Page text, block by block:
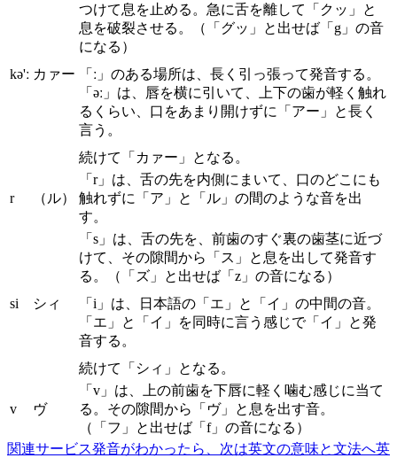
kə'ː カァー
つけて息を止める。急に舌を離して「クッ」と
息を破裂させる。（「グッ」と出せば「g」の音
になる）
「ː」のある場所は、長く引っ張って発音する。
「əː」は、唇を横に引いて、上下の歯が軽く触れ
るくらい、口をあまり開けずに「アー」と長く
言う。
続けて「カァー」となる。
r （ル）
「r」は、舌の先を内側にまいて、口のどこにも
触れずに「ア」と「ル」の間のような音を出
す。
si シィ
「s」は、舌の先を、前歯のすぐ裏の歯茎に近づ
けて、その隙間から「ス」と息を出して発音す
る。（「ズ」と出せば「z」の音になる）
「i」は、日本語の「エ」と「イ」の中間の音。
「エ」と「イ」を同時に言う感じで「イ」と発
音する。
続けて「シィ」となる。
v ヴ
「v」は、上の前歯を下唇に軽く噛む感じに当て
る。その隙間から「ヴ」と息を出す音。
（「フ」と出せば「f」の音になる）
関連サービス発音がわかったら、次は英文の意味と文法へ英